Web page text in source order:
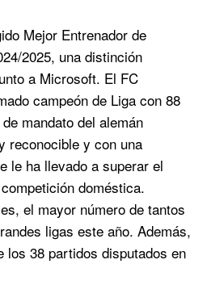
Mejor Entrenador de
2025, una distinción
a Microsoft. El FC
campeón de Liga con 88
mandato del alemán
reconocible y con una
le ha llevado a superar el
doméstica.
el mayor número de tantos
ligas este año. Además,
los 38 partidos disputados en